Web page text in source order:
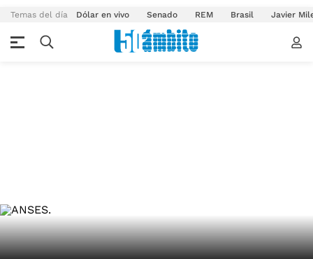
Temas del día Dólar en vivo Senado REM Brasil Javier